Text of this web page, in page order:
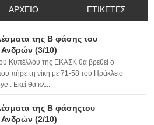
ΑΡΧΕΙΟ ΕΤΙΚΕΤΕΣ
της Β φάσης του
(3/10)
Κυπέλλου της ΕΚΑΣΚ θα βρεθεί ο
πήρε τη νίκη με 71-58 του Ηράκλειο
. Εκεί θα κλ...
της Β φάσηςτου
(2/10)